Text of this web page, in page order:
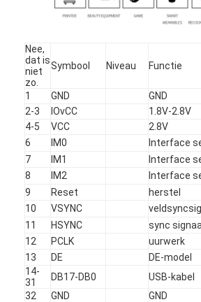
TFT-LCD-scherm
IPS de Vertoning van TFT LCD
vierkante lcd-display
Circulair LCD-scherm
E-inkt Epaper-Vertoning
TFT-LCD-capacitatief touchscreen
TFT-LCD-resistief touchscreen
PMoled display
TFT-LCD-scherm
RF TFT LCD-scherm
Nee,
dat is
niet
zo.
Symbool Niveau Functie
1 GND
GND
2-3
IOvCC
1.8V-2.8V
4-5
VCC
2.8V
6
IM0
Interface
7
IM1
Interface
8
IM2
Interface
9
Reset
herstel
10
VSYNC
11
HSYNC
sync
12
PCLK
uurwerk
13
DE
DE-model
14-
31
DB17-DB0
USB-kabel
32
GND
GND